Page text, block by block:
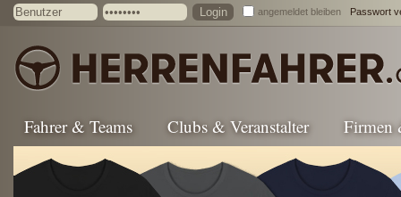
angemeldet bleiben Passwort
Fahrer & Teams Clubs & Veranstalter Firmen